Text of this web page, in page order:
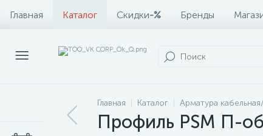
Главная Каталог Скидки-% Бренды
Главная Каталог Арматура
Профиль PSM П-